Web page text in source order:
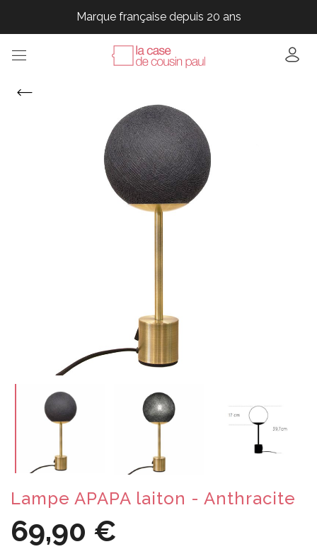
Marque française depuis 20 ans
Marque française depuis 20 ans
Marque française depuis 20 ans
Lampe APAPA laiton - Anthracite
69,90 €